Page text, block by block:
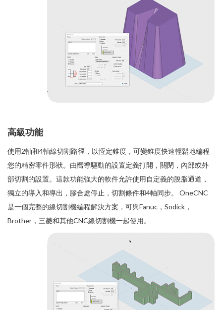
高級功能
使用2軸和4軸線切割路徑，以恆定錐度，可變錐度快速輕鬆地編程
您的精密零件形狀。由嚮導驅動的設置定義打開，關閉，內部或外
部切割的設置。這款功能強大的軟件允許使用自定義的脫脂通道，
獨立的導入和導出，膠合處停止，切割條件和4軸同步。 OneCNC
是一個完整的線切割機編程解決方案，可與Fanuc，Sodick，
Brother，三菱和其他CNC線切割機一起使用。